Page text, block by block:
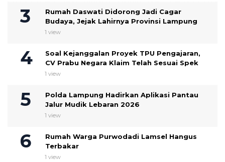
Rumah Daswati Didorong Jadi Cagar
Budaya, Jejak Lahirnya Provinsi Lampung
1 view
Soal Kejanggalan Proyek TPU Pengajaran,
CV Prabu Negara Klaim Telah Sesuai Spek ‎
1 view
Polda Lampung Hadirkan Aplikasi Pantau
Jalur Mudik Lebaran 2026
1 view
Rumah Warga Purwodadi Lamsel Hangus
Terbakar
1 view